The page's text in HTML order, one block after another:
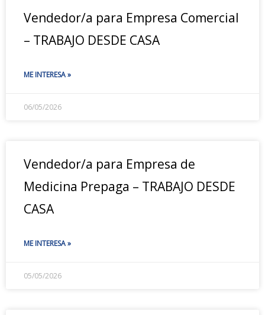
Vendedor/a para Empresa Comercial
– TRABAJO DESDE CASA
ME INTERESA »
06/05/2026
Vendedor/a para Empresa de
Medicina Prepaga – TRABAJO DESDE
CASA
ME INTERESA »
05/05/2026